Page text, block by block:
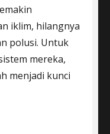
iklim, hilangnya
polusi. Untuk
mereka,
menjadi kunci